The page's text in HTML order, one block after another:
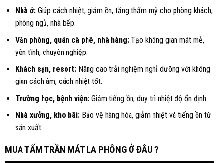
Nhà ở: Giúp cách nhiệt, giảm ồn, tăng thẩm mỹ cho phòng khách,
phòng ngủ, nhà bếp.
Văn phòng, quán cà phê, nhà hàng: Tạo không gian mát mẻ,
yên tĩnh, chuyên nghiệp.
Khách sạn, resort: Nâng cao trải nghiệm nghỉ dưỡng với không
gian cách âm, cách nhiệt tốt.
Trường học, bệnh viện: Giảm tiếng ồn, duy trì nhiệt độ ổn định.
Nhà xưởng, kho bãi: Bảo vệ hàng hóa, giảm nhiệt và tiếng ồn từ
sản xuất.
MUA TẤM TRẦN MÁT LA PHÔNG Ở ĐÂU ?